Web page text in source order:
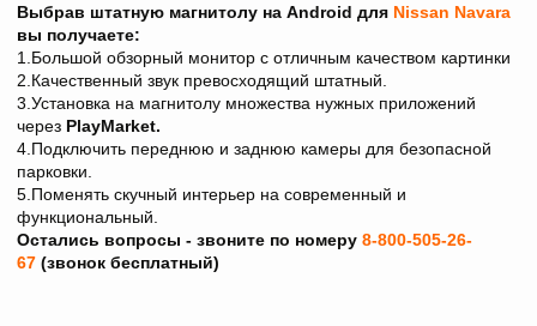
Выбрав штатную магнитолу на Android для Nissan Navara
вы получаете:
1.Большой обзорный монитор с отличным качеством картинки
2.Качественный звук превосходящий штатный.
3.Установка на магнитолу множества нужных приложений
через PlayMarket.
4.Подключить переднюю и заднюю камеры для безопасной
парковки.
5.Поменять скучный интерьер на современный и
функциональный.
Остались вопросы - звоните по номеру 8-800-505-26-
67 (звонок бесплатный)